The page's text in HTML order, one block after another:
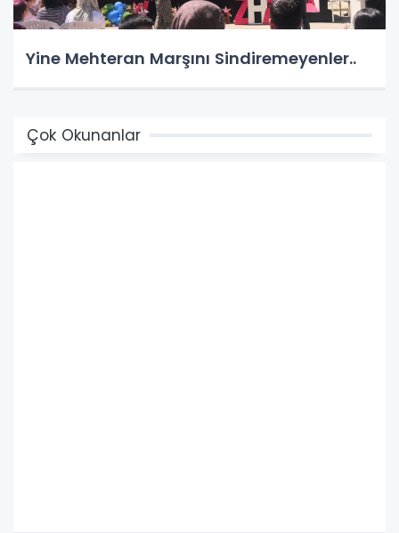
Yine Mehteran Marşını Sindiremeyenler..
Çok Okunanlar